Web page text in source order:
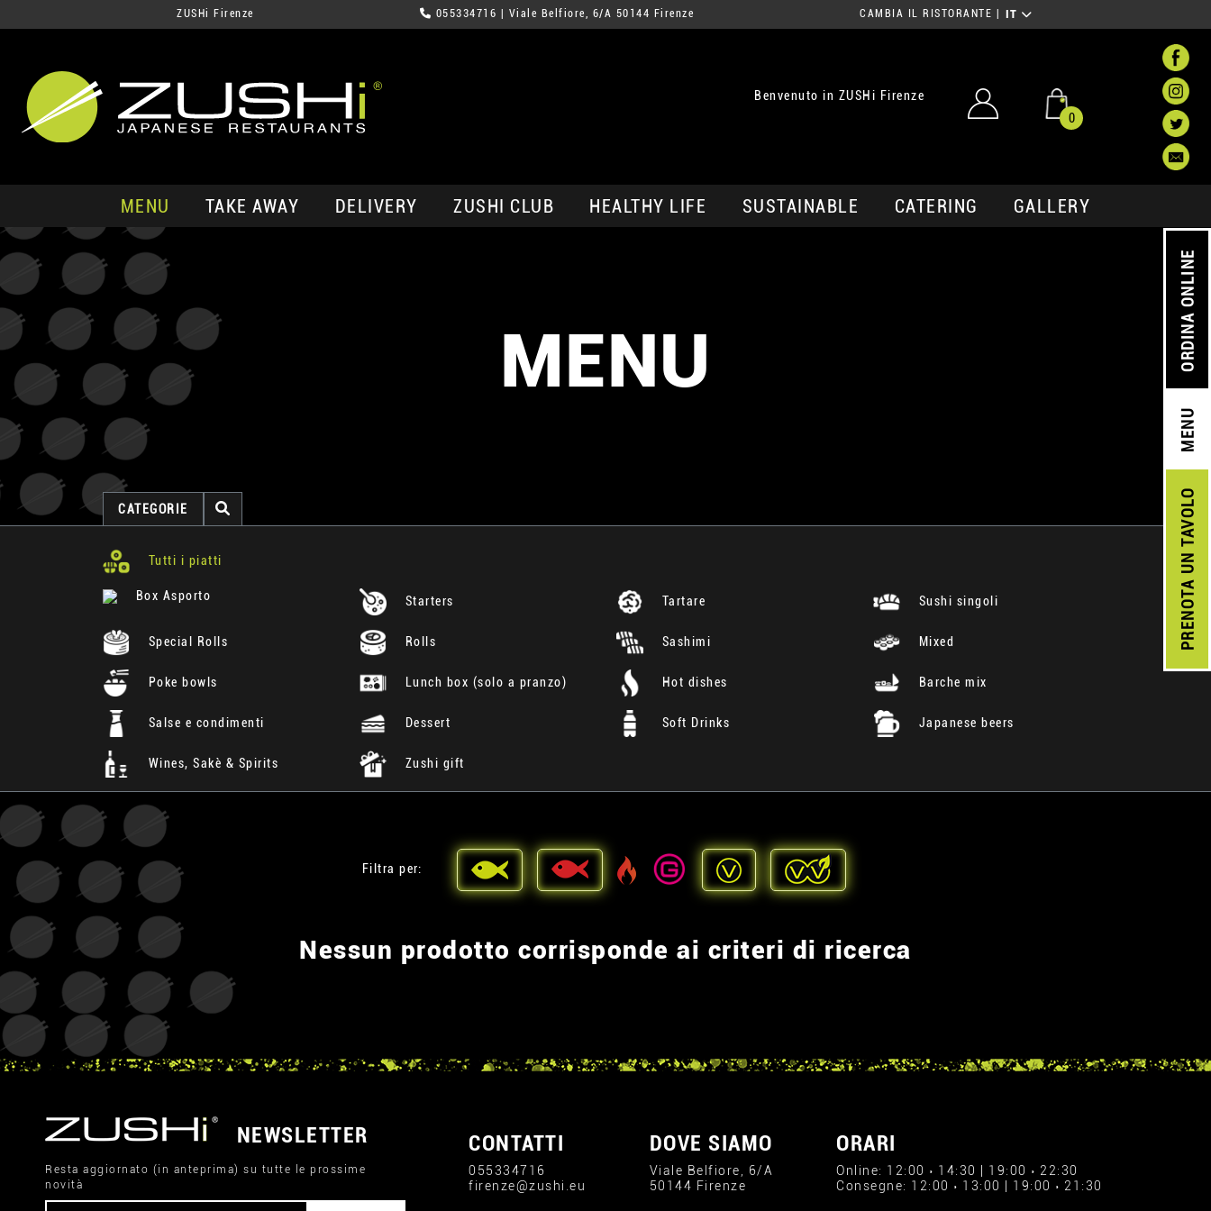
ZUSHi Firenze 055334716 | Viale Belfiore, 6/A 50144 Firenze CAMBIA IL RISTORANTE IT
Benvenuto in ZUSHi Firenze
0
MENU TAKE AWAY DELIVERY ZUSHI CLUB HEALTHY LIFE SUSTAINABLE CATERING GALLERY
PRENOTA
UN TAVOLO
MENU
ORDINA ONLINE
MENU
CATEGORIE
Tutti i piatti
Box Asporto Starters Tartare Sushi singoli
Special Rolls Rolls Sashimi Mixed
Poke bowls Lunch box (solo a pranzo) Hot dishes Barche mix
Salse e condimenti Dessert Soft Drinks Japanese beers
Wines, Sakè & Spirits Zushi gift
Filtra per:
Nessun prodotto corrisponde ai criteri di ricerca
NEWSLETTER
Resta aggiornato (in anteprima) su tutte le prossime
novità
CONTATTI
055334716
firenze@zushi.eu
DOVE SIAMO
Viale Belfiore, 6/A
50144 Firenze
ORARI
Online: 12:00 › 14:30 | 19:00 › 22:30
Consegne: 12:00 › 13:00 | 19:00 › 21:30